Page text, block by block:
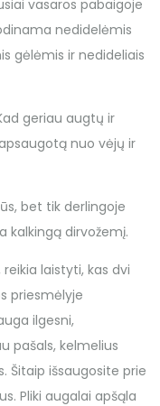
vasaros pabaigoje
nedidelėmis
gėlėmis ir nedideliais
geriau augtų ir
nuo vėjų ir
bet tik derlingoje
kalkingą dirvožemį.
laistyti, kas dvi
priesmėlyje
ilgesni,
pašals, kelmelius
Šitaip išsaugosite prie
Pliki augalai apšąla